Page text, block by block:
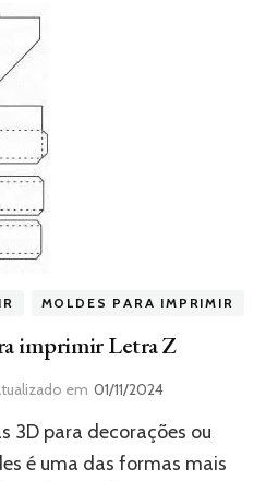
MOLDES PARA IMPRIMIR
imprimir Letra Z
em 01/11/2024
3D para decorações ou
é uma das formas mais